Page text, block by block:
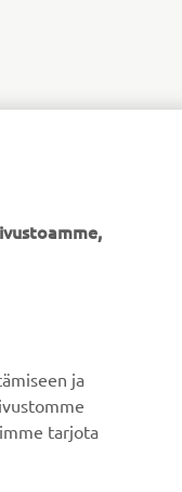
erikoistapahtumista,
ja
tarjota